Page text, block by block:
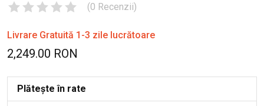
(0 Recenzii)
Livrare Gratuită 1-3 zile lucrătoare
2,249.00 RON
Plătește în rate